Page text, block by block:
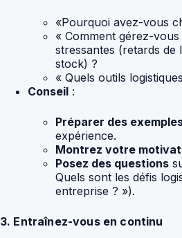
«Pourquoi avez-vous
« Comment gérez-vous
stressantes (retards de
stock) ?
« Quels outils
Conseil :
Préparer des
expérience.
Montrez votre
Posez des questions
Quels sont les défis
entreprise ? »).
3. Entraînez-vous en continu